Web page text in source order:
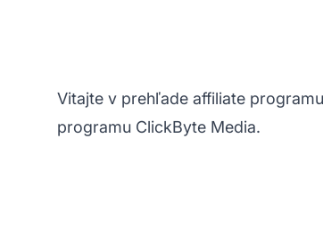
Vitajte v prehľade affiliate
programu ClickByte Media.